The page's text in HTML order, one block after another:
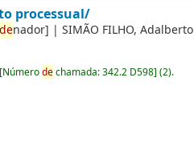
processual/
denador] |SIMÃO FILHO, Adalberto
[Númerodechamada:342.2 D598](2).